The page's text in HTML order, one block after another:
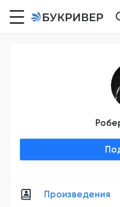
Произведения